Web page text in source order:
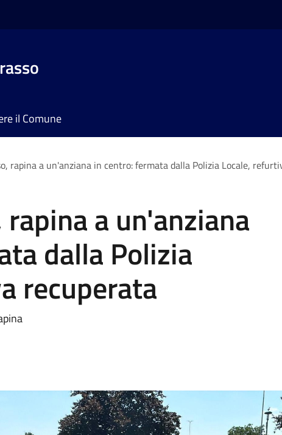
il Comune
rapina a un'anziana in centro: fermata dalla Polizia Locale,
a un'anziana
dalla Polizia
recuperata